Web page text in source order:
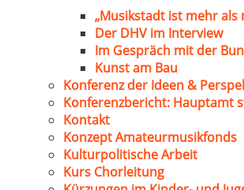
„Musikstadt ist mehr als
Der DHV im Interview
Im Gespräch mit der
Kunst am Bau
Konferenz der Ideen &
Konferenzbericht: Hauptamt
Kontakt
Konzept Amateurmusikfonds
Kulturpolitische Arbeit
Kurs Chorleitung